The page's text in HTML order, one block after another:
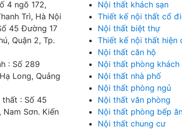
4 ngõ 172,
Trì, Hà Nội
45 Đường 17
Quận 2, Tp.
: Số 289
Long, Quảng
: Số 45
Nam Sơn. Kiến
Nội thất khách sạn
Thiết kế nội thất cổ
Nội thất biệt thự
Thiết kế nội thất hiện
Nội thất căn hộ
Nội thất phòng khách
Nội thất nhà phố
Nội thất phòng ngủ
Nội thất văn phòng
Nội thất phòng bếp
Nội thất chung cư